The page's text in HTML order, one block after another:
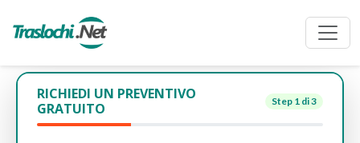
RICHIEDI UN PREVENTIVO
GRATUITO
Step 1 di 3